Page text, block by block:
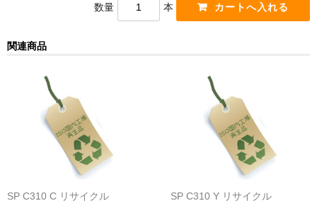
印字枚数について
なぜ業務用を選ぶべき？
サイトマップ
数量 本
関連商品
SP C310 C リサイクル SP C310 Y リサイクル